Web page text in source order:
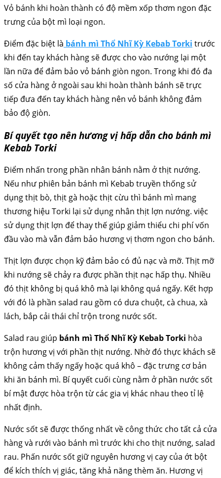
Vỏ bánh khi hoàn thành có độ mềm xốp thơm ngon đặc
trưng của bột mì loại ngon.
Điểm đặc biệt là bánh mì Thổ Nhĩ Kỳ Kebab Torki trước
khi đến tay khách hàng sẽ được cho vào nướng lại một
lần nữa để đảm bảo vỏ bánh giòn ngon. Trong khi đó đa
số cửa hàng ở ngoài sau khi hoàn thành bánh sẽ trực
tiếp đưa đến tay khách hàng nên vỏ bánh không đảm
bảo độ giòn.
Bí quyết tạo nên hương vị hấp dẫn cho bánh mì
Kebab Torki
Điểm nhấn trong phần nhân bánh nằm ở thịt nướng.
Nếu như phiên bản bánh mì Kebab truyền thống sử
dụng thịt bò, thịt gà hoặc thịt cừu thì bánh mì mang
thương hiệu Torki lại sử dụng nhân thịt lợn nướng. việc
sử dụng thịt lợn để thay thế giúp giảm thiểu chi phí vốn
đầu vào mà vẫn đảm bảo hương vị thơm ngon cho bánh.
Thịt lợn được chọn kỹ đảm bảo có đủ nạc và mỡ. Thịt mỡ
khi nướng sẽ chảy ra được phần thịt nạc hấp thụ. Nhiều
đó thịt không bị quá khô mà lại không quá ngấy. Kết hợp
với đó là phần salad rau gồm có dưa chuột, cà chua, xà
lách, bắp cải thái chỉ trộn trong nước sốt.
Salad rau giúp bánh mì Thổ Nhĩ Kỳ Kebab Torki hòa
trộn hương vị với phần thịt nướng. Nhờ đó thực khách sẽ
không cảm thấy ngấy hoặc quá khô – đặc trưng cơ bản
khi ăn bánh mì. Bí quyết cuối cùng nằm ở phần nước sốt
bí mật được hòa trộn từ các gia vị khác nhau theo tỉ lệ
nhất định.
Nước sốt sẽ được thống nhất về công thức cho tất cả cửa
hàng và rưới vào bánh mì trước khi cho thịt nướng, salad
rau. Phấn nước sốt giữ nguyên hương vị cay của ớt bột
để kích thích vị giác, tăng khả năng thèm ăn. Hương vị